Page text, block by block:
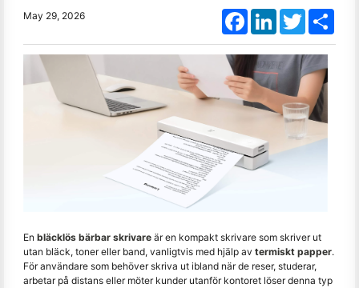
May 29, 2026 FacebookLinkedInTwitter
En bläcklös bärbar skrivare är en kompakt skrivare som skriver ut
utan bläck, toner eller band, vanligtvis med hjälp av termiskt papper.
För användare som behöver skriva ut ibland när de reser, studerar,
arbetar på distans eller möter kunder utanför kontoret löser denna typ